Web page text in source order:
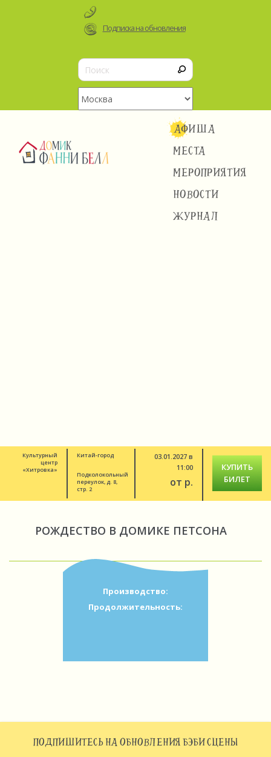
Подписка на обновления
АФИША
МЕСТА
МЕРОПРИЯТИЯ
НОВОСТИ
ЖУРНАЛ
Культурный
центр
«Хитровка»
Китай-город
Подколокольный
переулок, д. 8,
стр. 2
03.01.2027 в
11:00
от р.
КУПИТЬ
БИЛЕТ
РОЖДЕСТВО В ДОМИКЕ ПЕТСОНА
Производство:
Продолжительность:
ПОДПИШИТЕСЬ НА ОБНОВЛЕНИЯ БЭБИ СЦЕНЫ